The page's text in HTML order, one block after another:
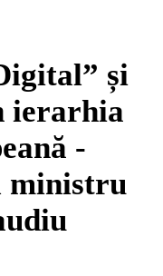
și
ierarhia
-
ministru